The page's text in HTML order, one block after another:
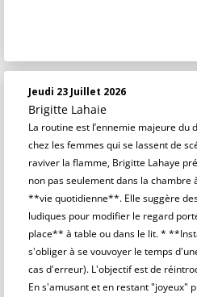
Jeudi 23 Juillet 2026
Brigitte Lahaie
La routine est l’ennemie majeure
chez les femmes qui se lassent de
raviver la flamme, Brigitte Lahaye
non pas seulement dans la chambre
**vie quotidienne**. Elle suggère
ludiques pour modifier le regard
place** à table ou dans le lit. *
s'obliger à se vouvoyer le temps
cas d'erreur). L'objectif est de
En s'amusant et en restant "joyeux"